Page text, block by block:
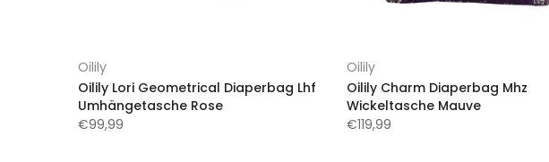
Oilily
Oilily Lori Geometrical Diaperbag Lhf
Umhängetasche Rose
€99,99
Oilily
Oilily Charm Diaperbag Mhz
Wickeltasche Mauve
€119,99